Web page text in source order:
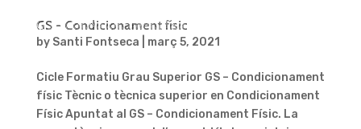
GS – Condicionament físic
by Santi Fontseca març 5, 2021
Cicle Formatiu Grau Superior GS – Condicionament
físic Tècnic o tècnica superior en Condicionament
Físic Apuntat al GS – Condicionament Físic. La